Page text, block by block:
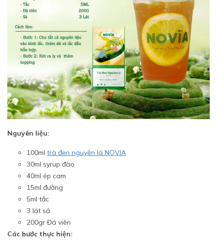
Nguyên liệu:
100ml trà đen nguyên lá NOVIA
30ml syrup đào
40ml ép cam
15ml đường
5ml tắc
3 lát sả
200gr Đá viên
Các bước thực hiện: